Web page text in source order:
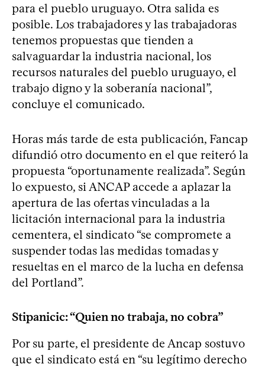
para el pueblo uruguayo. Otra salida es
posible. Los trabajadores y las trabajadoras
tenemos propuestas que tienden a
salvaguardar la industria nacional, los
recursos naturales del pueblo uruguayo, el
trabajo digno y la soberanía nacional”,
concluye el comunicado.
Horas más tarde de esta publicación, Fancap
difundió otro documento en el que reiteró la
propuesta “oportunamente realizada”. Según
lo expuesto, si ANCAP accede a aplazar la
apertura de las ofertas vinculadas a la
licitación internacional para la industria
cementera, el sindicato “se compromete a
suspender todas las medidas tomadas y
resueltas en el marco de la lucha en defensa
del Portland”.
Stipanicic: “Quien no trabaja, no cobra”
Por su parte, el presidente de Ancap sostuvo
que el sindicato está en “su legítimo derecho